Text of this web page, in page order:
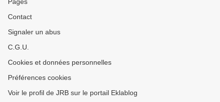
Contact
Signaler un abus
C.G.U.
Cookies et données personnelles
Préférences cookies
Voir le profil de JRB sur le portail Eklablog